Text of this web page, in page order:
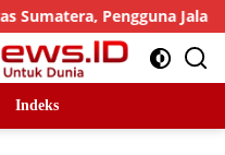
Pengguna Jalan diimbau
Indeks